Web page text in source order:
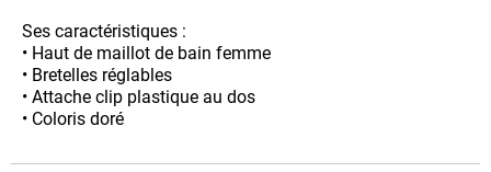
Ses caractéristiques :
• Haut de maillot de bain femme
• Bretelles réglables
• Attache clip plastique au dos
• Coloris doré